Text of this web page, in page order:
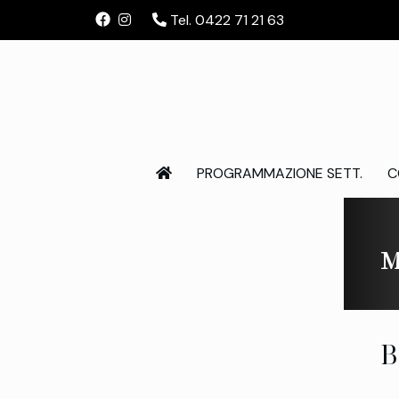
Tel. 0422 71 21 63
PROGRAMMAZIONE SETT.